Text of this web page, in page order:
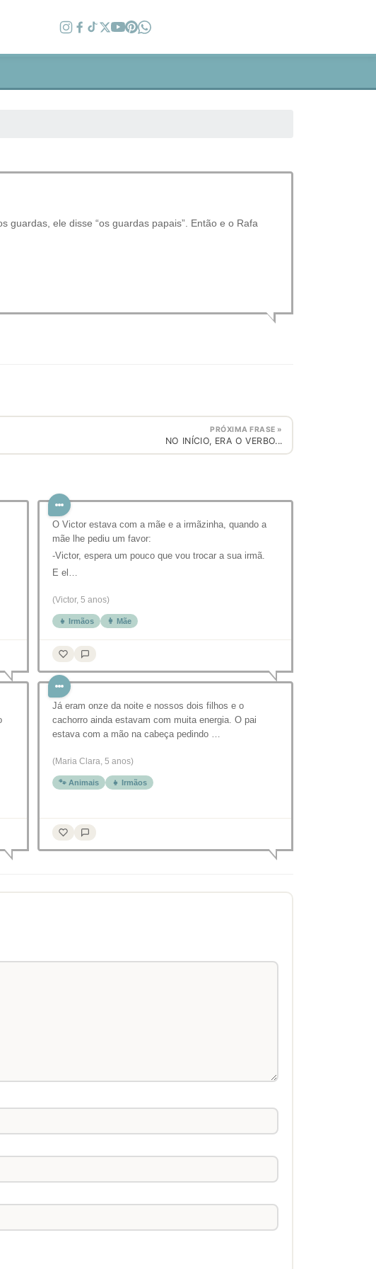
guardas, ele disse “os guardas papais”. Então e o Rafa
PRÓXIMA FRASE »
NO INÍCIO, ERA O VERBO...
O Victor estava com a mãe e a irmãzinha, quando a
mãe lhe pediu um favor:
-Victor, espera um pouco que vou trocar a sua irmã.
E el…
(Victor, 5 anos)
👧 Irmãos 👩 Mãe
Já eram onze da noite e nossos dois filhos e o
cachorro ainda estavam com muita energia. O pai
estava com a mão na cabeça pedindo …
(Maria Clara, 5 anos)
🐾 Animais 👧 Irmãos